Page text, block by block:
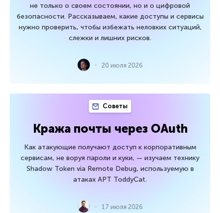
не только о своем состоянии, но и о цифровой
безопасности. Рассказываем, какие доступы и сервисы
нужно проверить, чтобы избежать неловких ситуаций,
слежки и лишних рисков.
20 июля 2026
Советы
Кража почты через OAuth
Как атакующие получают доступ к корпоративным
сервисам, не воруя пароли и куки, — изучаем технику
Shadow Token via Remote Debug, используемую в
атаках APT ToddyCat.
17 июля 2026